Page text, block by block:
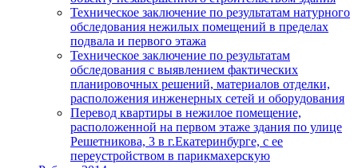
Техническое заключение по результатам натурного
обследования нежилых помещений в пределах
подвала и первого этажа
Техническое заключение по результатам
обследования с выявлением фактических
планировочных решений, материалов отделки,
расположения инженерных сетей и оборудования
Перевод квартиры в нежилое помещение,
расположенной на первом этаже здания по улице
Решетникова, 3 в г.Екатеринбурге, с ее
переустройством в парикмахерскую